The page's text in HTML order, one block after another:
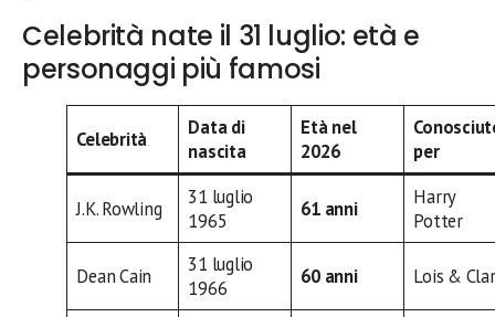
Celebrità nate il 31 luglio: età e
personaggi più famosi
Celebrità
Data di
nascita
Età nel
2026
per
J.K. Rowling
31 luglio
1965
61 anni
Harry
Potter
Dean Cain
31 luglio
1966
60 anni Lois &